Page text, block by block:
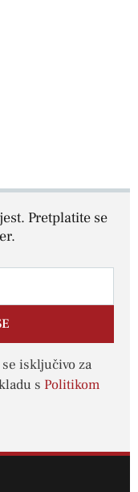
Pretplatite se
isključivo za
s Politikom